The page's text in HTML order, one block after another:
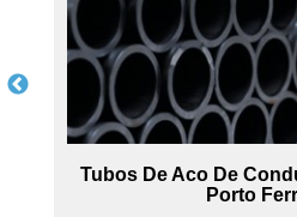
Tubos De Aco De
Porto